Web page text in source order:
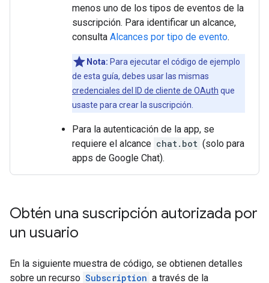
menos uno de los tipos de eventos de la
suscripción. Para identificar un alcance,
consulta Alcances por tipo de evento.
Nota: Para ejecutar el código de ejemplo
de esta guía, debes usar las mismas
credenciales del ID de cliente de OAuth que
usaste para crear la suscripción.
Para la autenticación de la app, se
requiere el alcance chat.bot (solo para
apps de Google Chat).
Obtén una suscripción autorizada por
un usuario
En la siguiente muestra de código, se obtienen detalles
sobre un recurso Subscription a través de la